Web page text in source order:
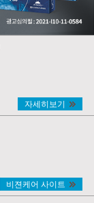
자세히보기
비젼케어 사이트